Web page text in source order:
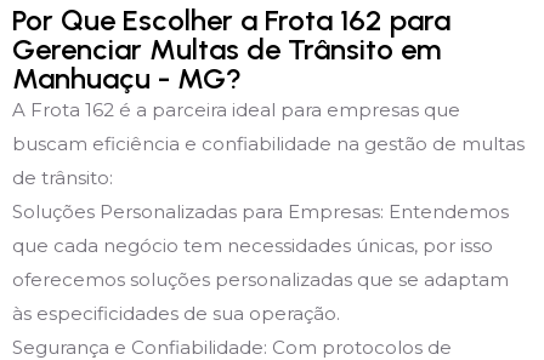
Por Que Escolher a Frota 162 para
Gerenciar Multas de Trânsito em
Manhuaçu - MG?
A Frota 162 é a parceira ideal para empresas que
buscam eficiência e confiabilidade na gestão de multas
de trânsito:
Soluções Personalizadas para Empresas: Entendemos
que cada negócio tem necessidades únicas, por isso
oferecemos soluções personalizadas que se adaptam
às especificidades de sua operação.
Segurança e Confiabilidade: Com protocolos de